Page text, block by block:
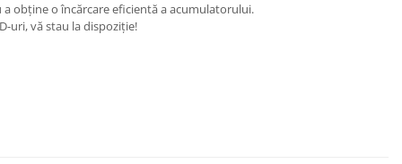
obține o încărcare eficientă a acumulatorului.
uri, vă stau la dispoziție!